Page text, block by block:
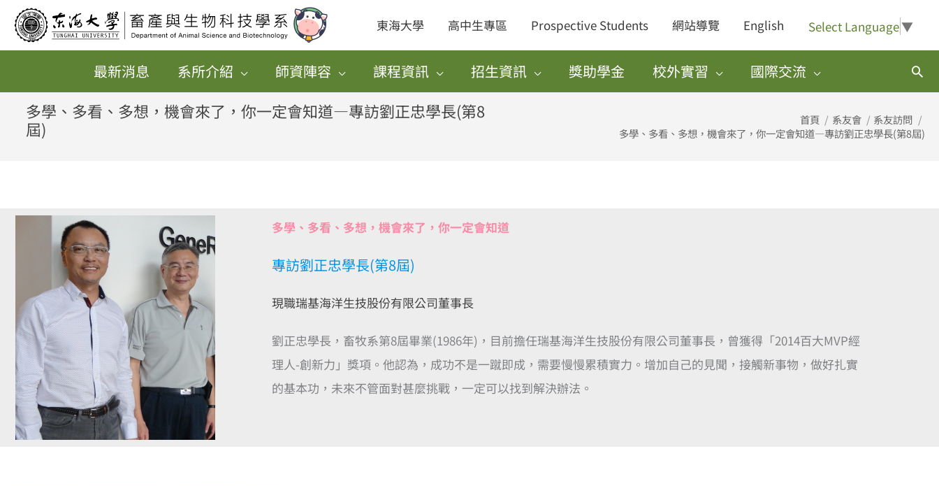
東海大學 高中生專區 Prospective Students 網站導覽 English Select Language▼
最新消息 系所介紹 師資陣容 課程資訊 招生資訊 獎助學金 校外實習 國際交流
搜
尋
多學、多看、多想，機會來了，你一定會知道—專訪劉正忠學長(第8
屆)
首頁 系友會
系友訪問
多學、多看、多想，機會來了，你一定會知道—專訪劉正忠學長(第8屆)
多學、多看、多想，機會來了，你一定會知道
專訪劉正忠學長(第8屆)
現職瑞基海洋生技股份有限公司董事長
劉正忠學長，畜牧系第8屆畢業(1986年)，目前擔任瑞基海洋生技股份有限公司董事長，曾獲得「2014百大MVP經
理人-創新力」獎項。他認為，成功不是一蹴即成，需要慢慢累積實力。增加自己的見聞，接觸新事物，做好扎實
的基本功，未來不管面對甚麼挑戰，一定可以找到解決辦法。